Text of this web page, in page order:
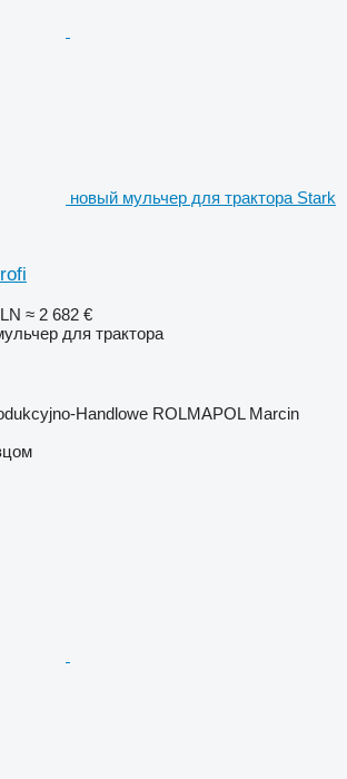
новый мульчер для трактора Stark
≈ 2 682 €
для трактора
Handlowe ROLMAPOL Marcin